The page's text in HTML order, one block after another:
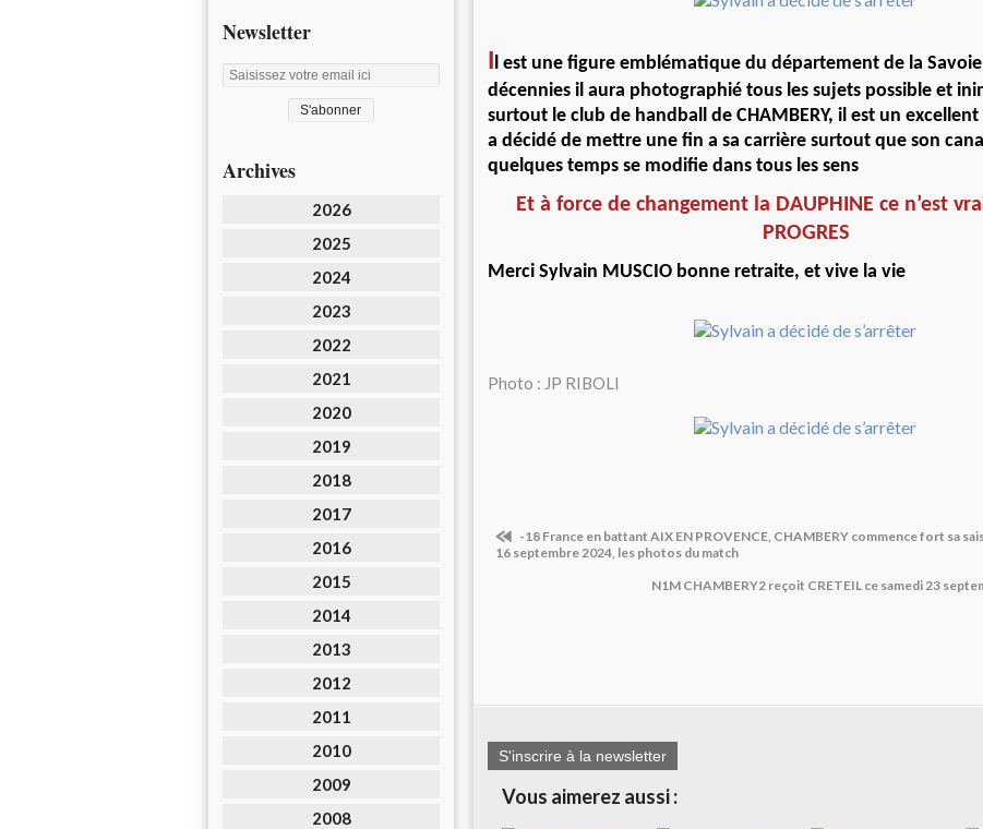
Newsletter
Archives
2026
2025
2024
2023
2022
2021
2020
2019
2018
2017
2016
2015
2014
2013
2012
2011
2010
2009
2008
Il est une figure emblématique du département de la
décennies il aura photographié tous les sujets possible et
surtout le club de handball de CHAMBERY, il est un
a décidé de mettre une fin a sa carrière surtout que son
quelques temps se modifie dans tous les sens
Et à force de changement la DAUPHINE ce n’est
PROGRES
Merci Sylvain MUSCIO bonne retraite, et vive la vie
Photo : JP RIBOLI
-18 France en battant AIX EN PROVENCE, CHAMBERY commence fort sa
16 septembre 2024, les photos du match
N1M CHAMBERY2 reçoit CRETEIL ce samedi 23
S'inscrire à la newsletter
Vous aimerez aussi :